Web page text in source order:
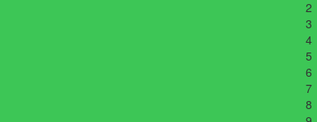
2
3
4
5
6
7
8